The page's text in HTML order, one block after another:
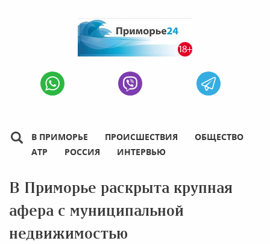
В ПРИМОРЬЕ ПРОИСШЕСТВИЯ
ОБЩЕСТВО
АТР
РОССИЯ ИНТЕРВЬЮ
В Приморье раскрыта крупная
афера с муниципальной
недвижимостью